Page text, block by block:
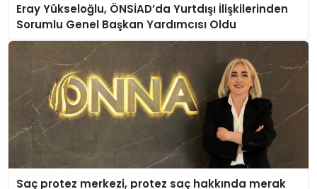
Eray Yükseloğlu, ÖNSİAD’da Yurtdışı İlişkilerinden
Sorumlu Genel Başkan Yardımcısı Oldu
Saç protez merkezi, protez saç hakkında merak